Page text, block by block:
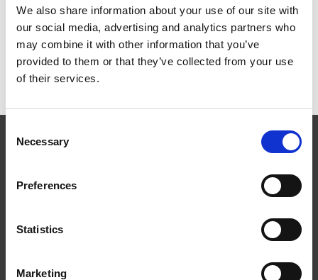
We also share information about your use of our site with
our social media, advertising and analytics partners who
may combine it with other information that you’ve
provided to them or that they’ve collected from your use
of their services.
Selection
Necessary
Preferences
Statistics
Marketing
Universalräcke industri för
Golvmontage